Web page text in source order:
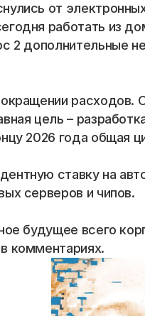
от
работать из
2 дополнительные
расходов.
цель –
2026 года общая
ставку на
серверов и чипов.
будущее всего
комментариях.